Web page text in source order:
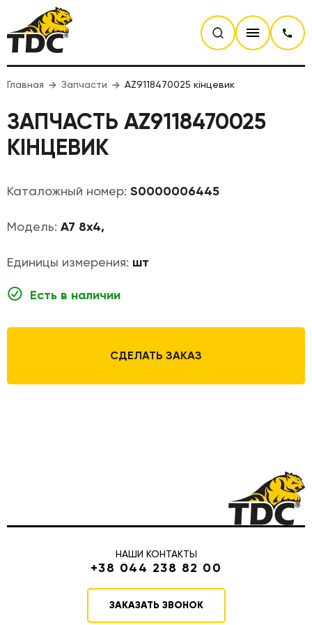
Главная Запчасти AZ9118470025 кінцевик
ЗАПЧАСТЬ AZ9118470025
КІНЦЕВИК
Каталожный номер: S0000006445
Модель: A7 8x4,
Единицы измерения: шт
Есть в наличии
СДЕЛАТЬ ЗАКАЗ
НАШИ КОНТАКТЫ
+38 044 238 82 00
ЗАКАЗАТЬ ЗВОНОК